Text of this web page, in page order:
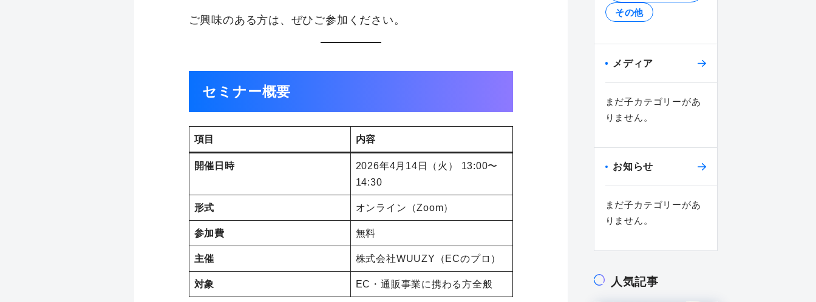
ご興味のある方は、ぜひご参加ください。
セミナー概要
項目 内容
開催日時
2026年4月14日（火） 13:00〜
14:30
形式 オンライン（Zoom）
参加費 無料
主催 株式会社WUUZY（ECのプロ）
対象 EC・通販事業に携わる方全般
その他
メディア
まだ子カテゴリーがあ
りません。
お知らせ
まだ子カテゴリーがあ
りません。
人気記事